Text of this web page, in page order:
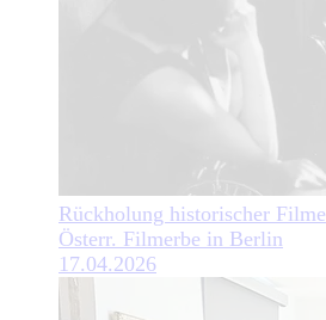
Rückholung historischer Filme
Österr. Filmerbe in Berlin
17.04.2026